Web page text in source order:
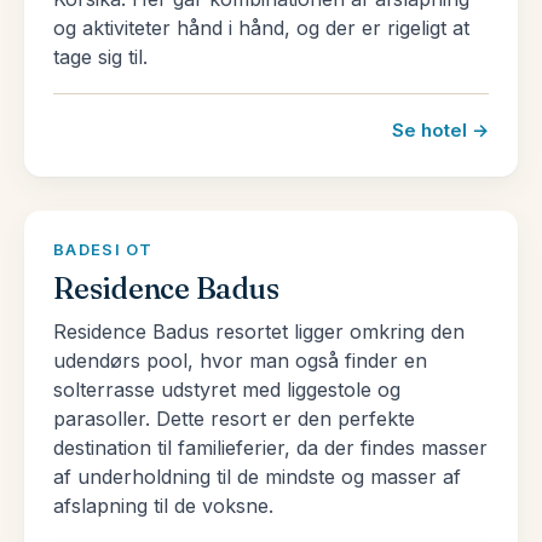
sin fortryllende bugt, der minder om en hjorts
gevir. Den gamle havn betragtes som den bedst
mulige turistmæssige havn i Middelhavet. Porto
Rotondo er også et berømt sted. Det har udsigt
over den brede Golfi di Cugnana og er fuld af
De, som foretrækker bjergene, kan med god grund
tage på ferie til Sardinien og udforske området
Gennargentu. Gennargentu er den største
bjergkæde på Sardinien. Med sit specielle
landskab bevises det, at den bedste maler af dem
alle er Moder Natur selv. Denne region er ligeledes
rig på både flora og fauna.
og aktiviteter hånd i hånd, og der er rigeligt at
tage sig til.
Se hotel →
BADESI OT
Residence Badus
Residence Badus resortet ligger omkring den
udendørs pool, hvor man også finder en
solterrasse udstyret med liggestole og
parasoller. Dette resort er den perfekte
destination til familieferier, da der findes masser
af underholdning til de mindste og masser af
afslapning til de voksne.